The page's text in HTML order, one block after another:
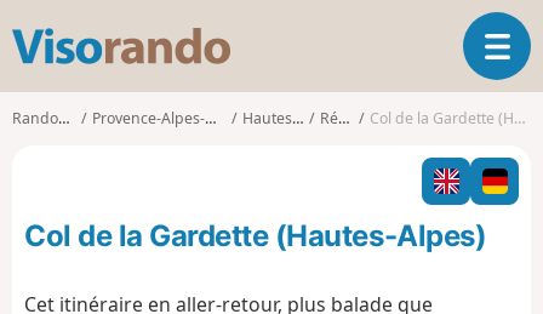
s
o
o
O
u
v
r
i
r
l
Randonnées Provence-Alpes-Côte d'Azur Hautes-Alpes Réallon Col de la Gardette (Hautes-Alpes)
Col de la Gardette (Hautes-Alpes)
Cet itinéraire en aller-retour, plus balade que